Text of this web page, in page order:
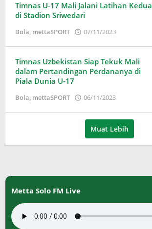
Timnas U-17 Mali Jalani Latihan Kedua
di Stadion Sriwedari
Bola, mettaSPORT 07/11/2023
Wardani
Timnas Uzbekistan Siap Tekuk Mali
dalam Pertandingan Perdananya di
Piala Dunia U-17
Bola, mettaSPORT 06/11/2023
Wardani
Muat Lebih
Metta Solo FM Live